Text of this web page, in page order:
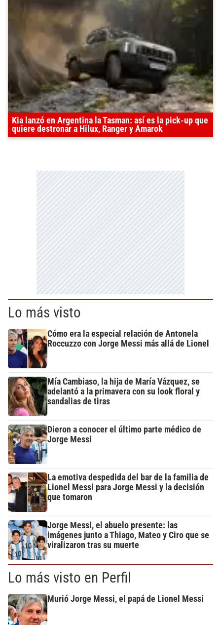
Kia lanzó en Argentina la Tasman: así es la pick-up que
quiere destronar a Hilux, Ranger y Amarok
Lo más visto
Cómo era la especial relación de Antonela
Roccuzzo con Jorge Messi más allá de Lionel
Mía Cambiaso, la hija de María Vázquez, se
adelantó a la primavera con su look floral y
sandalias de tiras
Dieron a conocer el último parte médico de
Jorge Messi
La emotiva despedida del bar de la familia de
Lionel Messi para Jorge Messi y la decisión
que tomaron
Jorge Messi, el abuelo presente: las
imágenes junto a Thiago, Mateo y Ciro que se
viralizaron tras su muerte
Lo más visto en Perfil
Murió Jorge Messi, el papá de Lionel Messi